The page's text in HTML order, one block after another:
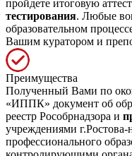
пройдете итоговую
тестирования. Любые
образовательном
Вашим куратором и
Преимущества
Полученный Вами по
«ИППК» документ об
реестр Рособрнадзора и
учреждениями
профессионального